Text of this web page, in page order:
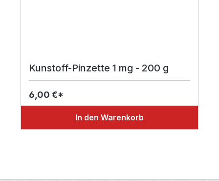
Kunstoff-Pinzette 1 mg - 200 g
6,00 €*
In den Warenkorb